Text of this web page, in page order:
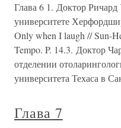
Глава 6 1. Доктор Ричард
университете
Only when I laugh // Sun-
Tempo. P. 14.3. Доктор
отделении
университета Техаса в
Глава 7